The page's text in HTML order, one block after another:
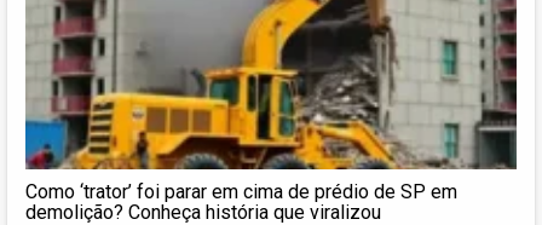
Como ‘trator’ foi parar em cima de prédio de SP em
demolição? Conheça história que viralizou